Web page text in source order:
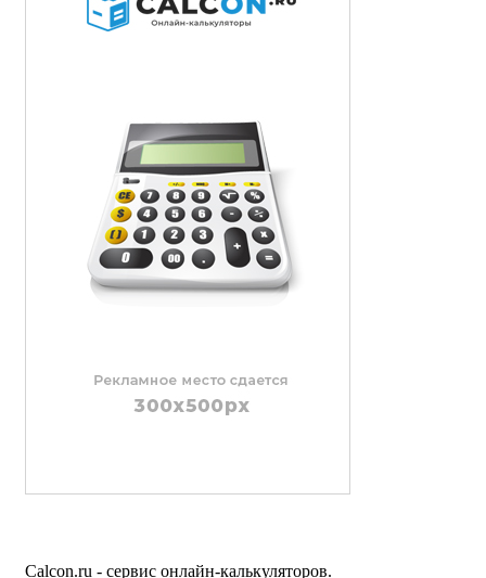
Calcon.ru - сервис онлайн-калькуляторов.